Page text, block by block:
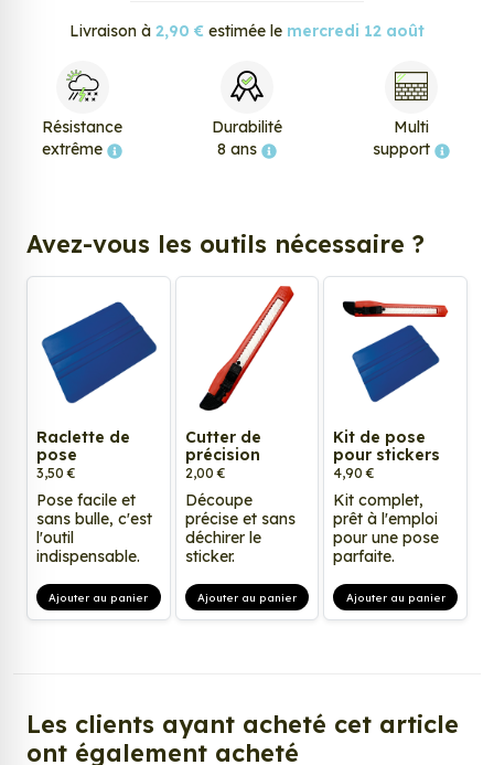
Livraison à 2,90 € estimée le mercredi 12 août
Résistance
extrême
Durabilité
8 ans
Multi
support
Avez-vous les outils nécessaire ?
Raclette de
pose
3,50 €
Pose facile et
sans bulle, c'est
l'outil
indispensable.
Ajouter au panier
Cutter de
précision
2,00 €
Découpe
précise et sans
déchirer le
sticker.
Ajouter au panier
Kit de pose
pour stickers
4,90 €
Kit complet,
prêt à l'emploi
pour une pose
parfaite.
Ajouter au panier
Les clients ayant acheté cet article
ont également acheté